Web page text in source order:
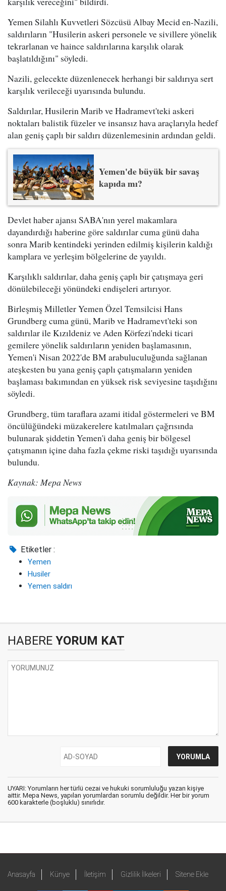
Yemen Silahlı Kuvvetleri Sözcüsü Albay Mecid en-Nazili,
saldırıların "Husilerin askeri personele ve sivillere yönelik
tekrarlanan ve haince saldırılarına karşılık olarak
başlatıldığını" söyledi.
Nazili, gelecekte düzenlenecek herhangi bir saldırıya sert
karşılık verileceği uyarısında bulundu.
Saldırılar, Husilerin Marib ve Hadramevt'teki askeri
noktaları balistik füzeler ve insansız hava araçlarıyla hedef
alan geniş çaplı bir saldırı düzenlemesinin ardından geldi.
Yemen'de büyük bir savaş
kapıda mı?
Devlet haber ajansı SABA'nın yerel makamlara
dayandırdığı haberine göre saldırılar cuma günü daha
sonra Marib kentindeki yerinden edilmiş kişilerin kaldığı
kamplara ve yerleşim bölgelerine de yayıldı.
Karşılıklı saldırılar, daha geniş çaplı bir çatışmaya geri
dönülebileceği yönündeki endişeleri artırıyor.
Birleşmiş Milletler Yemen Özel Temsilcisi Hans
Grundberg cuma günü, Marib ve Hadramevt'teki son
saldırılar ile Kızıldeniz ve Aden Körfezi'ndeki ticari
gemilere yönelik saldırıların yeniden başlamasının,
Yemen'i Nisan 2022'de BM arabuluculuğunda sağlanan
ateşkesten bu yana geniş çaplı çatışmaların yeniden
başlaması bakımından en yüksek risk seviyesine taşıdığını
söyledi.
Grundberg, tüm taraflara azami itidal göstermeleri ve BM
öncülüğündeki müzakerelere katılmaları çağrısında
bulunarak şiddetin Yemen'i daha geniş bir bölgesel
çatışmanın içine daha fazla çekme riski taşıdığı uyarısında
bulundu.
Kaynak: Mepa News
Etiketler :
Yemen
Husiler
Yemen saldırı
HABERE YORUM KAT
UYARI: Yorumların her türlü cezai ve hukuki sorumluluğu yazan kişiye
aittir. Mepa News, yapılan yorumlardan sorumlu değildir. Her bir yorum
600 karakterle (boşluklu) sınırlıdır.
Anasayfa Künye İletişim Gizlilik İlkeleri Sitene Ekle